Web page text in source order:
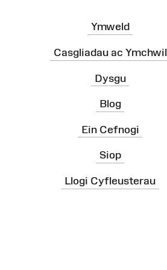
Ymweld
Casgliadau ac Ymchwil
Dysgu
Blog
Ein Cefnogi
Siop
Llogi Cyfleusterau